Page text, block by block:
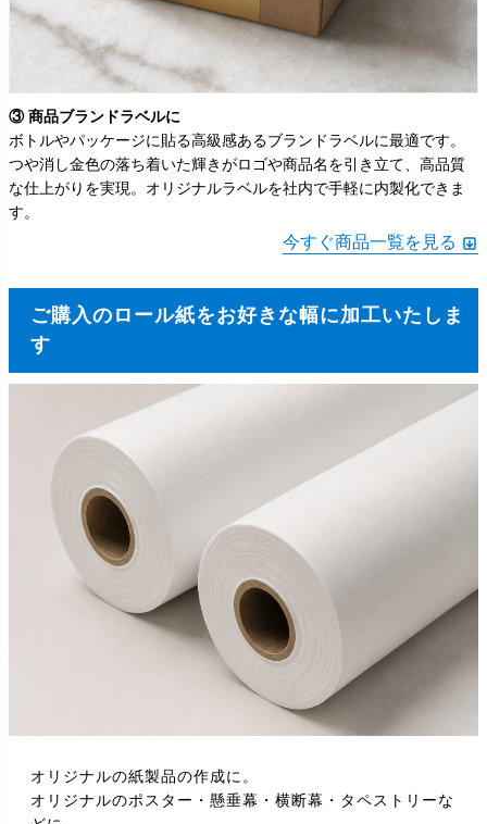
③ 商品ブランドラベルに
ボトルやパッケージに貼る高級感あるブランドラベルに最適です。
つや消し金色の落ち着いた輝きがロゴや商品名を引き立て、高品質
な仕上がりを実現。オリジナルラベルを社内で手軽に内製化できま
す。
今すぐ商品一覧を見る
ご購入のロール紙をお好きな幅に加工いたしま
す
オリジナルの紙製品の作成に。
オリジナルのポスター・懸垂幕・横断幕・タペストリーな